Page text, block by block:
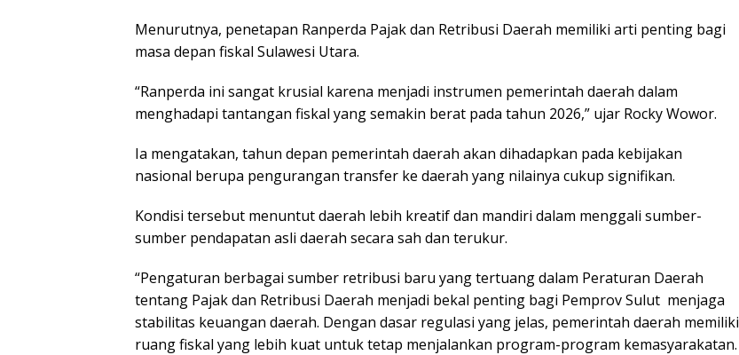
Menurutnya, penetapan Ranperda Pajak dan Retribusi Daerah memiliki arti penting bagi
masa depan fiskal Sulawesi Utara.
“Ranperda ini sangat krusial karena menjadi instrumen pemerintah daerah dalam
menghadapi tantangan fiskal yang semakin berat pada tahun 2026,” ujar Rocky Wowor.
Ia mengatakan, tahun depan pemerintah daerah akan dihadapkan pada kebijakan
nasional berupa pengurangan transfer ke daerah yang nilainya cukup signifikan.
Kondisi tersebut menuntut daerah lebih kreatif dan mandiri dalam menggali sumber-
sumber pendapatan asli daerah secara sah dan terukur.
“Pengaturan berbagai sumber retribusi baru yang tertuang dalam Peraturan Daerah
tentang Pajak dan Retribusi Daerah menjadi bekal penting bagi Pemprov Sulut menjaga
stabilitas keuangan daerah. Dengan dasar regulasi yang jelas, pemerintah daerah memiliki
ruang fiskal yang lebih kuat untuk tetap menjalankan program-program kemasyarakatan.